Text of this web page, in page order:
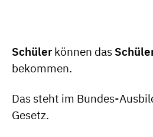
Schülerkönnen das
bekommen.
Das steht im Bundes-
Gesetz.